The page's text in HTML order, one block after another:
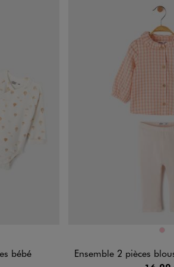
bébé
Disponible en 1 colorisROSE
Ensemble 2 pièces blouse